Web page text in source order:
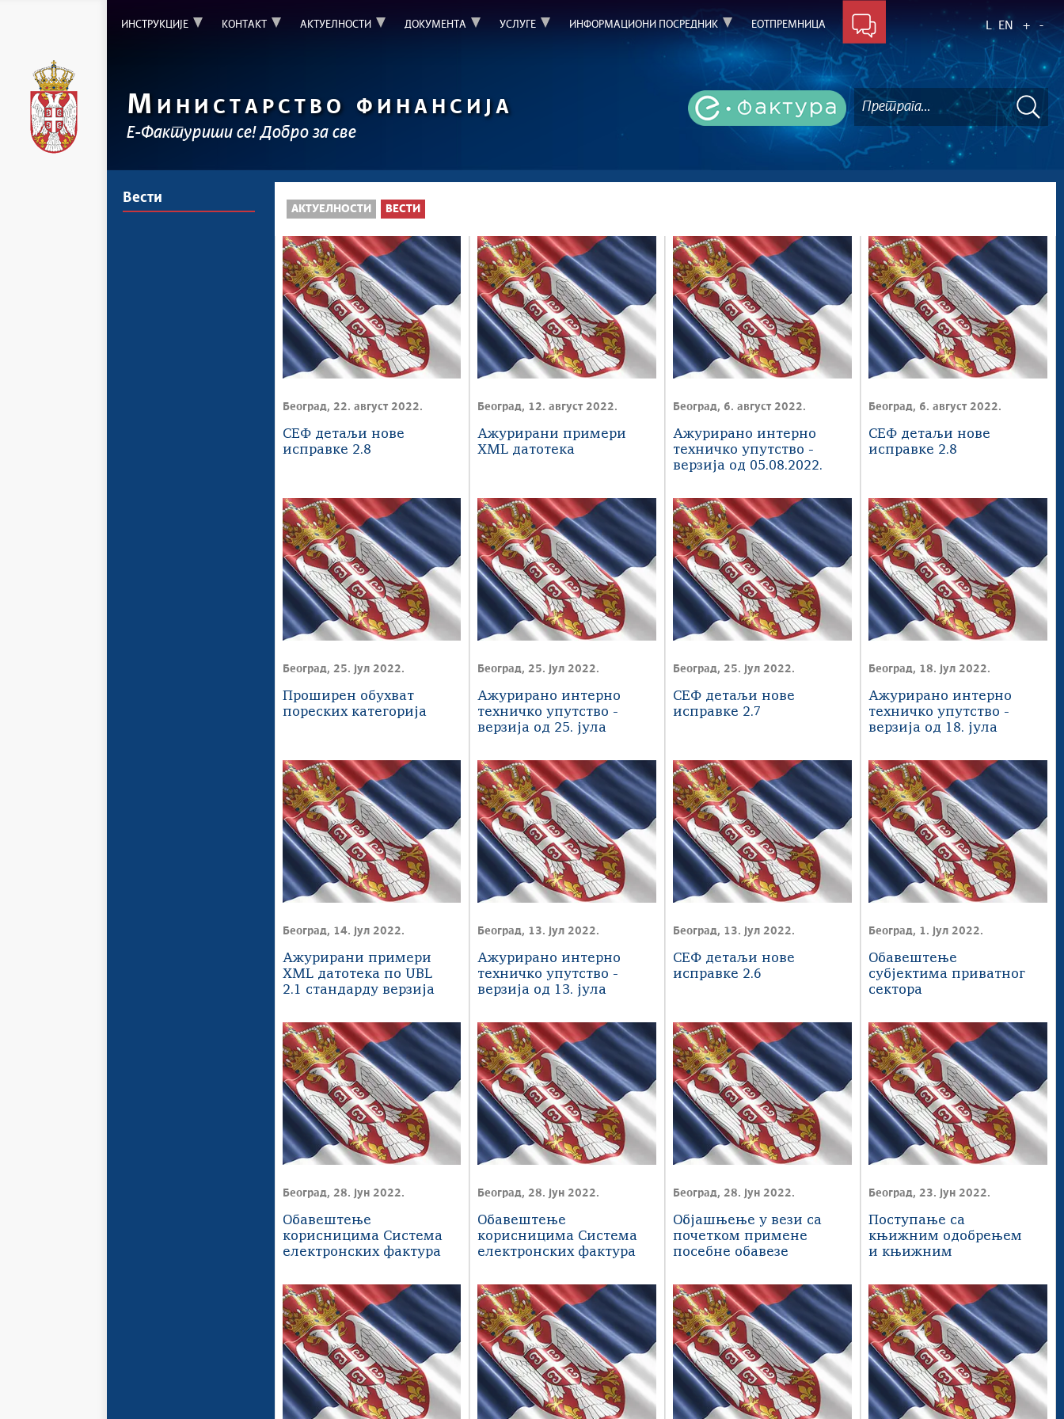
ИНСТРУКЦИЈЕ КОНТАКТ АКТУЕЛНОСТИ ДОКУМЕНТА УСЛУГЕ ИНФОРМАЦИОНИ ПОСРЕДНИК ЕОТПРЕМНИЦА L EN + -
М ИНИСТАРСТВО ФИНАНСИЈА
Е-Фактуриши се! Добро за све
Вести
АКТУЕЛНОСТИ ВЕСТИ
Београд, 22. август 2022.
СЕФ детаљи нове
исправке 2.8
Београд, 12. август 2022.
Ажурирани примери
XML датотека
Београд, 6. август 2022.
Ажурирано интерно
техничко упутство -
верзија од 05.08.2022.
Београд, 6. август 2022.
СЕФ детаљи нове
исправке 2.8
Београд, 25. јул 2022.
Проширен обухват
пореских категорија
Београд, 25. јул 2022.
Ажурирано интерно
техничко упутство -
верзија од 25. јула
Београд, 25. јул 2022.
СЕФ детаљи нове
исправке 2.7
Београд, 18. јул 2022.
Ажурирано интерно
техничко упутство -
верзија од 18. јула
Београд, 14. јул 2022.
Ажурирани примери
XML датотека по UBL
2.1 стандарду верзија
Београд, 13. јул 2022.
Ажурирано интерно
техничко упутство -
верзија од 13. јула
Београд, 13. јул 2022.
СЕФ детаљи нове
исправке 2.6
Београд, 1. јул 2022.
Обавештење
субјектима приватног
сектора
Београд, 28. јун 2022.
Обавештење
корисницима Система
електронских фактура
Београд, 28. јун 2022.
Обавештење
корисницима Система
електронских фактура
Београд, 28. јун 2022.
Објашњење у вези са
почетком примене
пoсeбне oбaвeзе
Београд, 23. јун 2022.
Поступање са
књижним одобрењем
и књижним